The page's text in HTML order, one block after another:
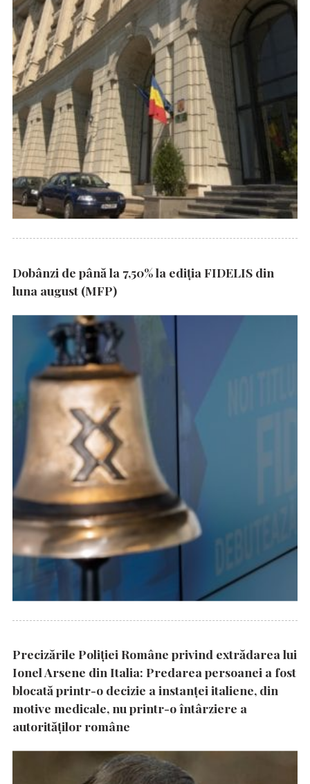
Dobânzi de până la 7,50% la ediția FIDELIS din
luna august (MFP)
Precizările Poliţiei Române privind extrădarea lui
Ionel Arsene din Italia: Predarea persoanei a fost
blocată printr-o decizie a instanţei italiene, din
motive medicale, nu printr-o întârziere a
autorităţilor române